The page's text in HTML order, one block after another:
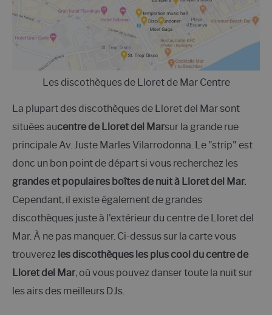
Les discothèques de Lloret de Mar Centre
La plupart des discothèques de Lloret del Mar sont
situées aucentre de Lloret del Marsur la grande rue
principale Av. Juste Marles Vilarrodonna. Le "strip" est
donc un bon point de départ si vous recherchez les
grandes et populaires boîtes de nuit à Lloret del Mar.
Cependant, il existe également de grandes
discothèques juste à l'extérieur du centre de Lloret del
Mar. À ne pas manquer. Ci-dessus sur la carte vous
trouverez les discothèques les plus cool du centre de
Lloret del Mar, où vous pouvez danser toute la nuit sur
les airs des meilleurs DJs.